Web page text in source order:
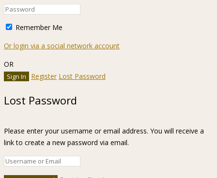
Remember Me
Or login via a social network account
OR
Register Lost Password
Lost Password
Please enter your username or email address. You will receive a
link to create a new password via email.